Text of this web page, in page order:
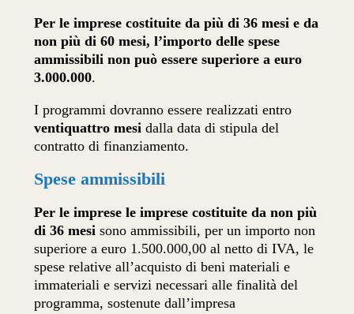
Per le imprese costituite da più di 36 mesi e da
non più di 60 mesi, l’importo delle spese
ammissibili non può essere superiore a euro
3.000.000.
I programmi dovranno essere realizzati entro
ventiquattro mesidalla data di stipula del
contratto di finanziamento.
Spese ammissibili
Per le imprese le imprese costituite da non più
di 36 mesisono ammissibili, per un importo non
superiore a euro 1.500.000,00 al netto di IVA, le
spese relative all’acquisto di beni materiali e
immateriali e servizi necessari alle finalità del
programma, sostenute dall’impresa